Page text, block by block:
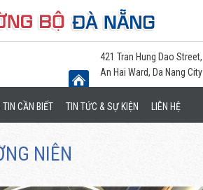
421 Tran Hung Dao Street,
An Hai Ward, Da Nang City
TIN CẦN BIẾT TIN TỨC & SỰ KIỆN LIÊN HỆ
NIÊN